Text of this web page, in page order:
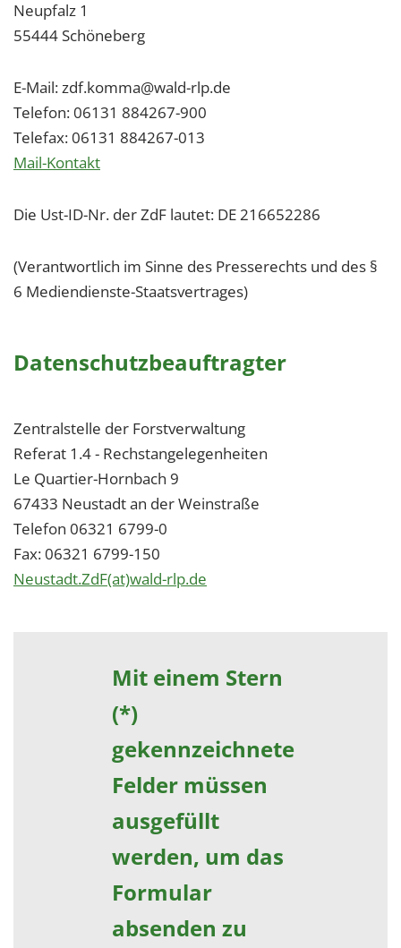
Neupfalz 1
55444 Schöneberg
E-Mail: zdf.komma@wald-rlp.de
Telefon: 06131 884267-900
Telefax: 06131 884267-013
Mail-Kontakt
Die Ust-ID-Nr. der ZdF lautet: DE 216652286
(Verantwortlich im Sinne des Presserechts und des §
6 Mediendienste-Staatsvertrages)
Datenschutzbeauftragter
Zentralstelle der Forstverwaltung
Referat 1.4 - Rechstangelegenheiten
Le Quartier-Hornbach 9
67433 Neustadt an der Weinstraße
Telefon 06321 6799-0
Fax: 06321 6799-150
Neustadt.ZdF(at)wald-rlp.de
Mit einem Stern
(*)
gekennzeichnete
Felder müssen
ausgefüllt
werden, um das
Formular
absenden zu